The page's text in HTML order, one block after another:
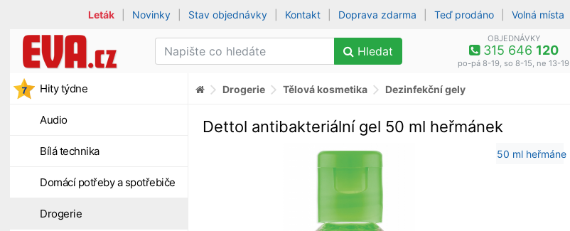
Leták Novinky Stav objednávky Kontakt Doprava zdarma Teď prodáno Volná místa
Hledat
OBJEDNÁVKY
315 646 120
po-pá 8-19, so 8-15, ne 13-19
Hity týdne
Audio
Bílá technika
Domácí potřeby a spotřebiče
Drogerie
Drogerie Tělová kosmetika Dezinfekční gely
Dettol antibakteriální gel 50 ml heřmánek